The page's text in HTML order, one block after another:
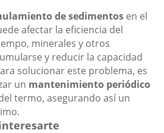
de sedimentos en el
afectar la eficiencia del
minerales y otros
y reducir la capacidad
solucionar este problema, es
un mantenimiento periódico
termo, asegurando así un